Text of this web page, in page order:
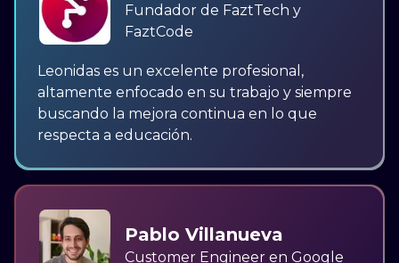
Fundador de FaztTech y
FaztCode
Leonidas es un excelente profesional,
altamente enfocado en su trabajo y siempre
buscando la mejora continua en lo que
respecta a educación.
Pablo Villanueva
Customer Engineer en Google